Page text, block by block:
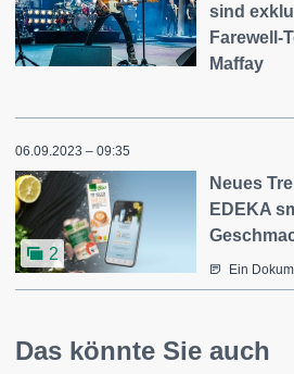
sind
Farewell-
Maffay
06.09.2023 – 09:35
2
Neues
EDEKA
Ein
Das könnte Sie auch